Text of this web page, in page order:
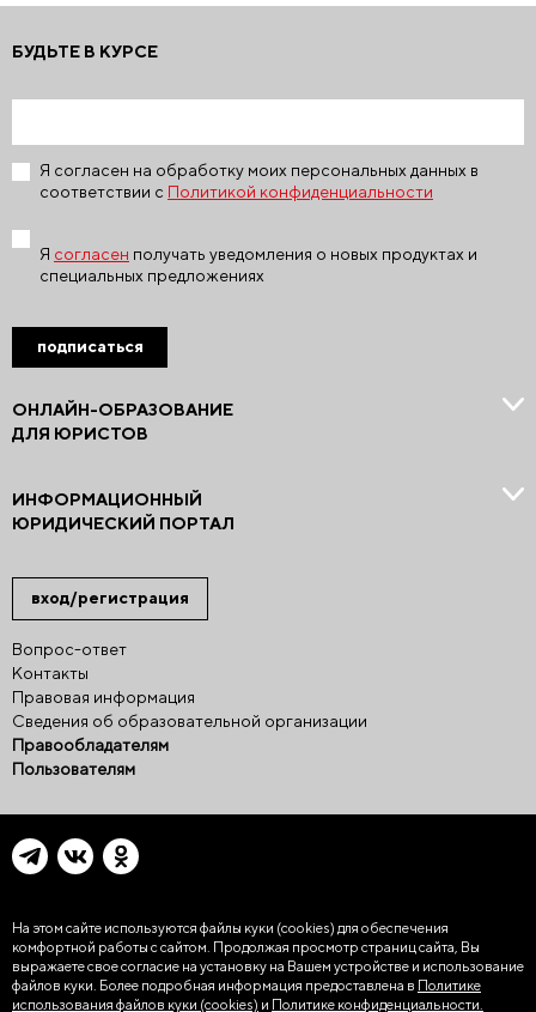
вход/регистрация
Вопрос-ответ
Контакты
Правовая информация
Сведения об образовательной организации
Правообладателям
Пользователям
ОНЛАЙН-ОБРАЗОВАНИЕ
ДЛЯ ЮРИСТОВ
ИНФОРМАЦИОННЫЙ
ЮРИДИЧЕСКИЙ ПОРТАЛ
БУДЬТЕ В КУРСЕ
Я согласен на обработку моих персональных данных в
соответствии с Политикой конфиденциальности
Я согласен получать уведомления о новых продуктах и
специальных предложениях
подписаться
На этом сайте используются файлы куки (cookies) для обеспечения
комфортной работы с сайтом. Продолжая просмотр страниц сайта, Вы
выражаете свое согласие на установку на Вашем устройстве и использование
файлов куки. Более подробная информация предоставлена в Политике
использования файлов куки (cookies) и Политике конфиденциальности.